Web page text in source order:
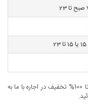
جهت اطلاع و آگاهی از تخفیف اجاره سالن ها از 1 تا 100% تخفیف در اجاره با ما به